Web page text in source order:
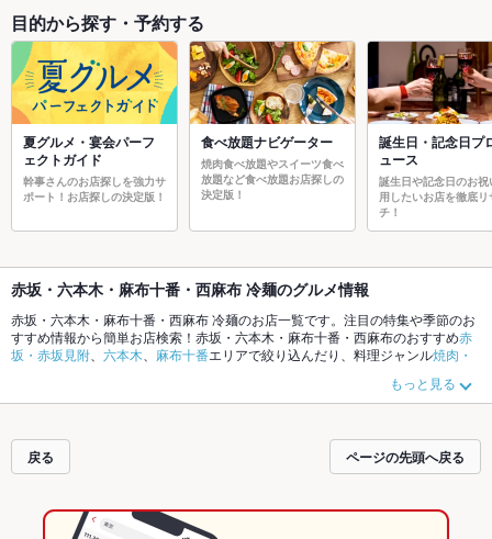
目的から探す・予約する
夏グルメ・宴会パーフ
ェクトガイド
幹事さんのお店探しを強力サ
ポート！お店探しの決定版！
食べ放題ナビゲーター
焼肉食べ放題やスイーツ食べ
放題など食べ放題お店探しの
決定版！
誕生日・記念日プ
ュース
誕生日や記念日のお祝
用したいお店を徹底リ
チ！
赤坂・六本木・麻布十番・西麻布 冷麺のグルメ情報
赤坂・六本木・麻布十番・西麻布 冷麺のお店一覧です。注目の特集や季節のお
すすめ情報から簡単お店検索！赤坂・六本木・麻布十番・西麻布のおすすめ赤
坂・赤坂見附
六本木 麻布十番エリアで絞り込んだり、料理ジャンル焼肉・
でお店探しができます。ホットペッパーグルメなら、お得なクーポンはもちろ
ん、とっておきのメニューや季節のおすすめ料理など、お店の最新情報をご紹
中です。友達どうしの飲み会にも、会社の宴会にも、デートやパーティーにも
お得に便利にホットペッパーグルメをご利用ください。
もっと見る
戻る ページの先頭へ戻る